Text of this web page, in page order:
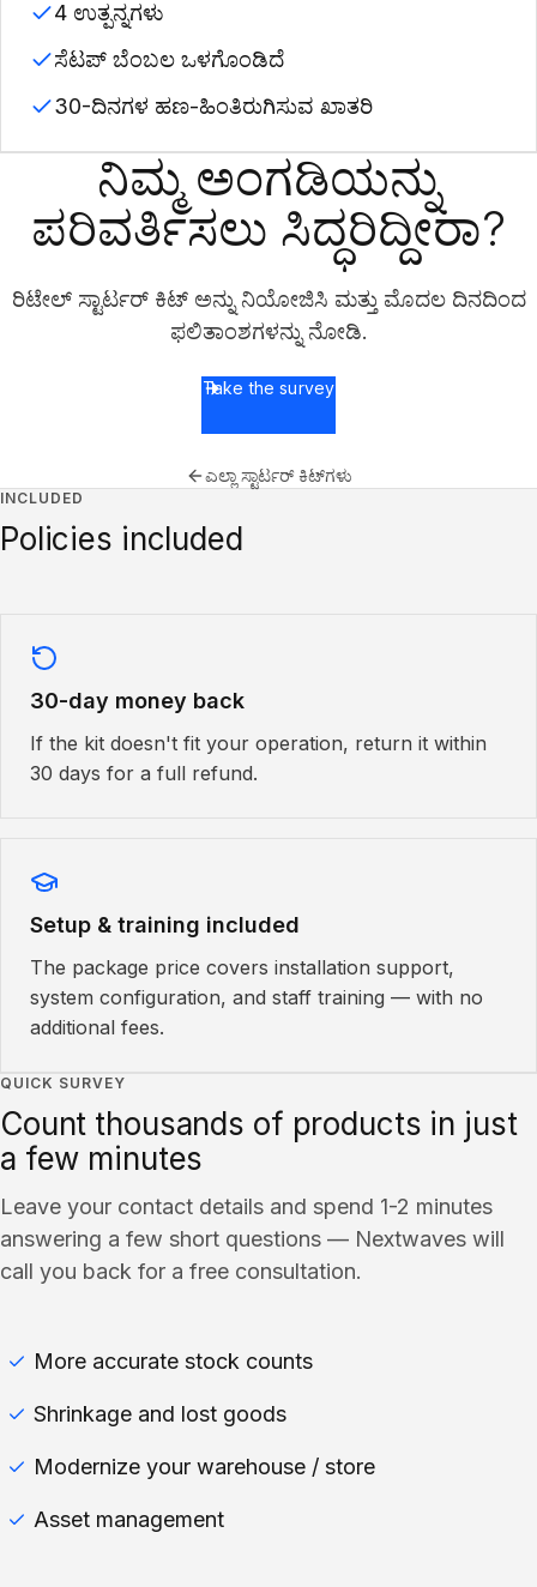
4 ಉತ್ಪನ್ನಗಳು
ಸೆಟಪ್ ಬೆಂಬಲ ಒಳಗೊಂಡಿದೆ
30-ದಿನಗಳ ಹಣ-ಹಿಂತಿರುಗಿಸುವ ಖಾತರಿ
ನಿಮ್ಮ ಅಂಗಡಿಯನ್ನು
ಪರಿವರ್ತಿಸಲು ಸಿದ್ಧರಿದ್ದೀರಾ?
ರಿಟೇಲ್ ಸ್ಟಾರ್ಟರ್ ಕಿಟ್ ಅನ್ನು ನಿಯೋಜಿಸಿ ಮತ್ತು ಮೊದಲ ದಿನದಿಂದ
ಫಲಿತಾಂಶಗಳನ್ನು ನೋಡಿ.
Take the survey
ಎಲ್ಲಾ ಸ್ಟಾರ್ಟರ್ ಕಿಟ್‌ಗಳು
INCLUDED
Policies included
30-day money back
If the kit doesn't fit your operation, return it within
30 days for a full refund.
Setup & training included
The package price covers installation support,
system configuration, and staff training — with no
additional fees.
QUICK SURVEY
Count thousands of products in just
a few minutes
Leave your contact details and spend 1-2 minutes
answering a few short questions — Nextwaves will
call you back for a free consultation.
More accurate stock counts
Shrinkage and lost goods
Modernize your warehouse / store
Asset management